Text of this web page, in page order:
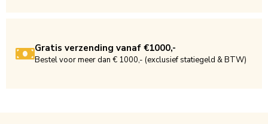
Gratis verzending vanaf €1000,-
Bestel voor meer dan € 1000,- (exclusief statiegeld & BTW)